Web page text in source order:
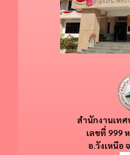
สำนักงานเท
เลขที่ 999
อ.วังเหนือ